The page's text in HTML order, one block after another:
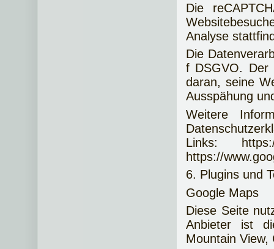
Die
Analyse
Die
f DSGVO. Der
daran, seine
Ausspähung
Weitere
Links: https://
https://
6. Plugins und
Google Maps
Diese Seite
Anbieter ist
Mountain View,